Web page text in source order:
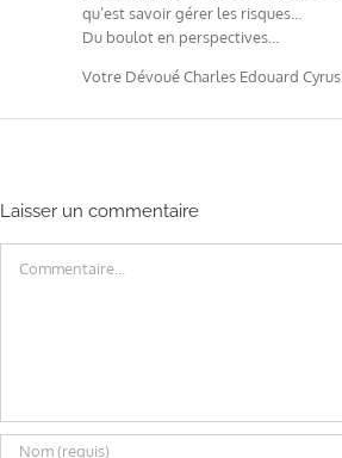
qu’est savoir gérer les risques…
Du boulot en perspectives…
Votre Dévoué Charles Edouard Cyrus.
Laisser un commentaire